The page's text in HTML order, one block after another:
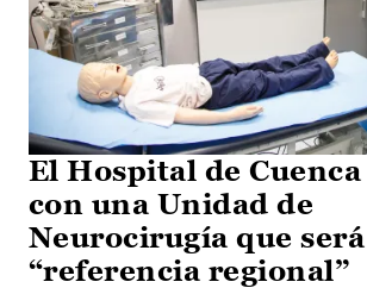
El Hospital de
con una Unidad de
Neurocirugía que será
“referencia regional”